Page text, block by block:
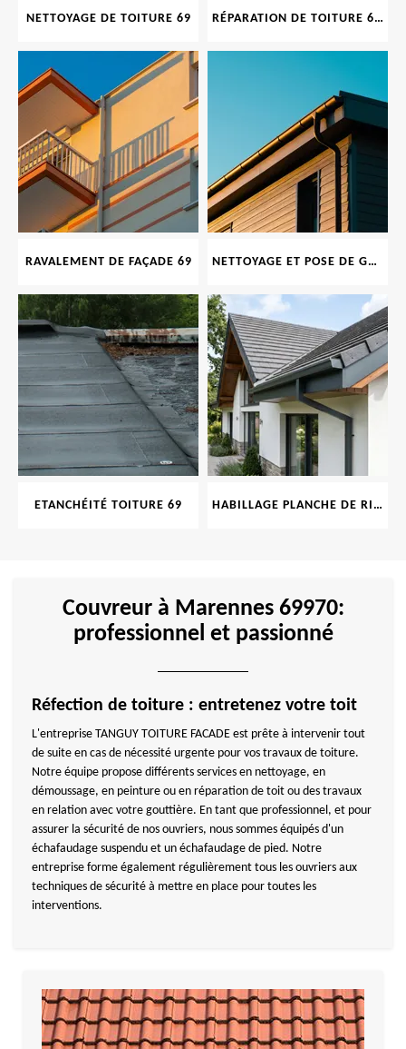
NETTOYAGE DE TOITURE 69 RÉPARATION DE TOITURE 69 RHONE, TUILES CASSÉES OU ABIMÉES
RAVALEMENT DE FAÇADE 69 NETTOYAGE ET POSE DE GOUTTIÈRE 69
ETANCHÉITÉ TOITURE 69 HABILLAGE PLANCHE DE RIVE 69
Couvreur à Marennes 69970:
professionnel et passionné
Réfection de toiture : entretenez votre toit
L'entreprise TANGUY TOITURE FACADE est prête à intervenir tout
de suite en cas de nécessité urgente pour vos travaux de toiture.
Notre équipe propose différents services en nettoyage, en
démoussage, en peinture ou en réparation de toit ou des travaux
en relation avec votre gouttière. En tant que professionnel, et pour
assurer la sécurité de nos ouvriers, nous sommes équipés d'un
échafaudage suspendu et un échafaudage de pied. Notre
entreprise forme également régulièrement tous les ouvriers aux
techniques de sécurité à mettre en place pour toutes les
interventions.